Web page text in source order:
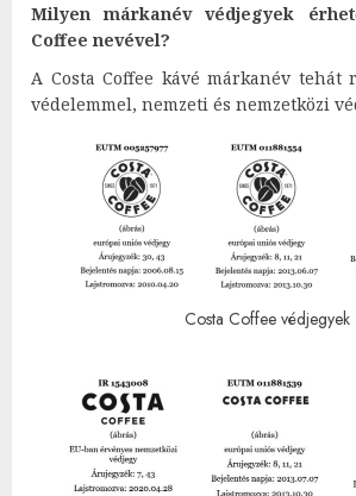
Milyen márkanév védjegyek
Coffee nevével?
A Costa Coffee kávé márkanév tehát
védelemmel, nemzeti és nemzetközi
Costa Coffee védjegyek